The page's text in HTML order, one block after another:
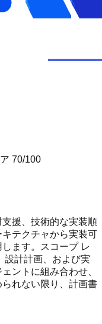
70/100
援、技術的な実装順
テクチャから実装可
ます。スコープ レ
設計計画、および実
ントに組み合わせ、
れない限り、計画書